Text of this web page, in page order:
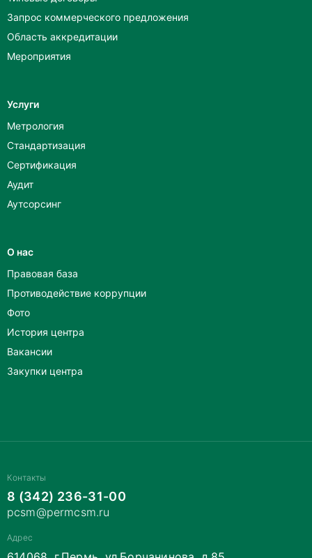
Запрос коммерческого предложения
Область аккредитации
Мероприятия
Услуги
Метрология
Стандартизация
Сертификация
Аудит
Аутсорсинг
О нас
Правовая база
Противодействие коррупции
Фото
История центра
Вакансии
Закупки центра
Контакты
8 (342) 236-31-00
pcsm@permcsm.ru
Адрес